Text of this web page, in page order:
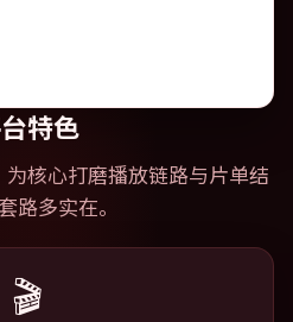
德国。失散多年的兄妹在边境
温暖，节奏紧凑，人物动机清
演的观众。
特色
为核心打磨播放链路与片单结
路多实在。
🎬